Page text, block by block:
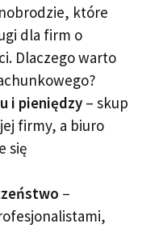
które
dla firm o
Dlaczego warto
i pieniędzy – skup
firmy, a biuro
się
–